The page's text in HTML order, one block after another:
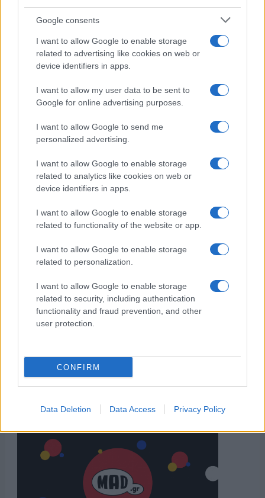
Google consents
I want to allow Google to enable storage
related to advertising like cookies on web or
device identifiers in apps.
I want to allow my user data to be sent to
Google for online advertising purposes.
I want to allow Google to send me
personalized advertising.
I want to allow Google to enable storage
related to analytics like cookies on web or
device identifiers in apps.
I want to allow Google to enable storage
related to functionality of the website or app.
I want to allow Google to enable storage
related to personalization.
I want to allow Google to enable storage
related to security, including authentication
functionality and fraud prevention, and other
user protection.
CONFIRM
Data Deletion Data Access Privacy Policy
ΓΙΑ ΤΟ ΚΑΛΟΚΑΙΡΙ ΣΟΥ →